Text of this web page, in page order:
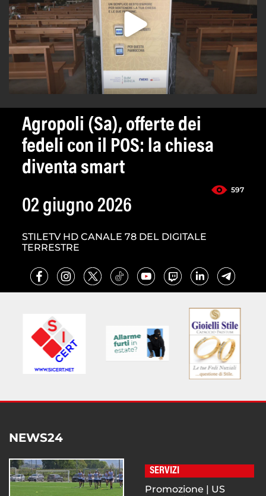
Agropoli (Sa), offerte dei
fedeli con il POS: la chiesa
diventa smart
597
02 giugno 2026
STILETV HD CANALE 78 DEL DIGITALE
TERRESTRE
NEWS24
SERVIZI
Promozione | US